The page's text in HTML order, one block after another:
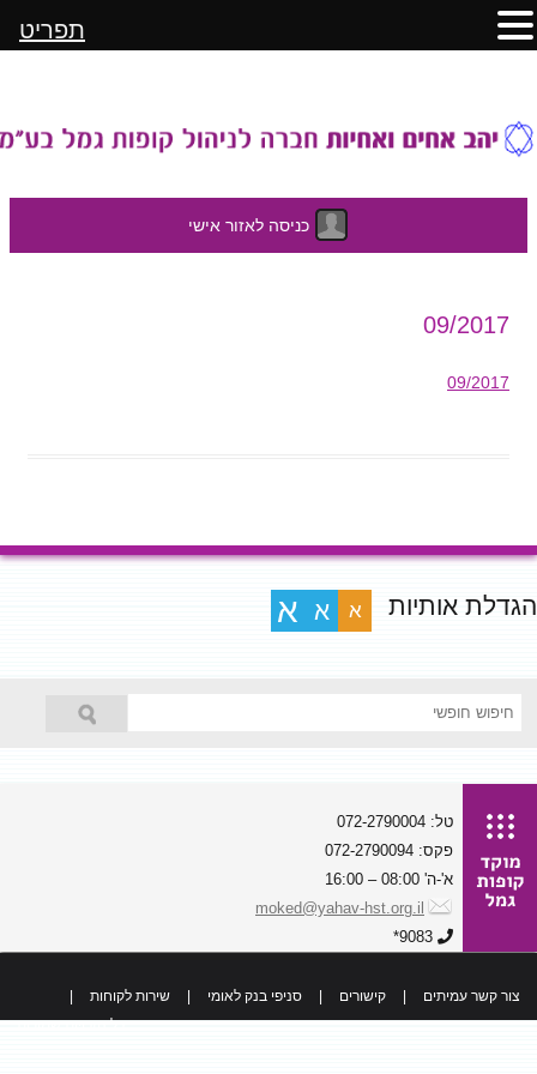
כניסה לאזור אישי
09/2017
09/2017
הגדלת אותיות א א א
טל: 072-2790004
פקס: 072-2790094
א'-ה' 08:00 – 16:00
moked@yahav-hst.org.il
9083*
צור קשר עמיתים קישורים סניפי בנק לאומי שירות לקוחות
כל הזכויות שמורות
תפריט